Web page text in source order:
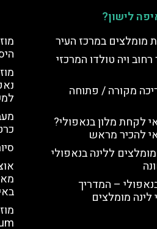
לישון?
מומלצים במרכז העיר
רחוב ויה טולדו המרכזי
מקורה / פתוחה
לקחת מלון בנאפולי?
להכיר מראש
ללינה בנאפולי
– המדריך
מומלצים